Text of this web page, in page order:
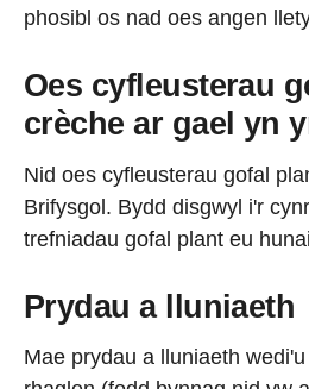
phosibl os nad oes angen
Oes cyfleusterau
crèche ar gael yn
Nid oes cyfleusterau gofal
Brifysgol. Bydd disgwyl i'r
trefniadau gofal plant eu
Prydau a lluniaeth
Mae prydau a lluniaeth